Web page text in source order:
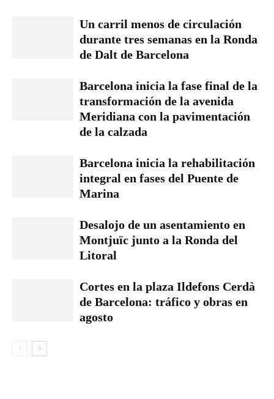
Un carril menos de circulación
durante tres semanas en la Ronda
de Dalt de Barcelona
Barcelona inicia la fase final de la
transformación de la avenida
Meridiana con la pavimentación
de la calzada
Barcelona inicia la rehabilitación
integral en fases del Puente de
Marina
Desalojo de un asentamiento en
Montjuïc junto a la Ronda del
Litoral
Cortes en la plaza Ildefons Cerdà
de Barcelona: tráfico y obras en
agosto